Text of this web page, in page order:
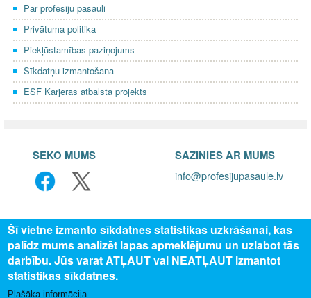
Par profesiju pasauli
Privātuma politika
Piekļūstamības paziņojums
Sīkdatņu izmantošana
ESF Karjeras atbalsta projekts
SEKO MUMS SAZINIES AR MUMS
info@profesijupasaule.lv
Šī vietne izmanto sīkdatnes statistikas uzkrāšanai, kas
palīdz mums analizēt lapas apmeklējumu un uzlabot tās
darbību. Jūs varat ATĻAUT vai NEATĻAUT izmantot
statistikas sīkdatnes.
Plašāka informācija